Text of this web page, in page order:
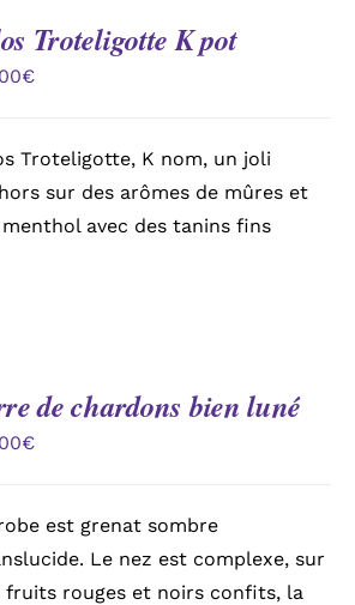
Troteligotte K pot
€
Troteligotte, K nom, un joli
sur des arômes de mûres et
menthol avec des tanins fins
de chardons bien luné
€
est grenat sombre
Le nez est complexe, sur
fruits rouges et noirs confits, la